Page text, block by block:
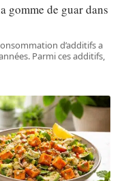
gomme de guar dans
d’additifs a
Parmi ces additifs,